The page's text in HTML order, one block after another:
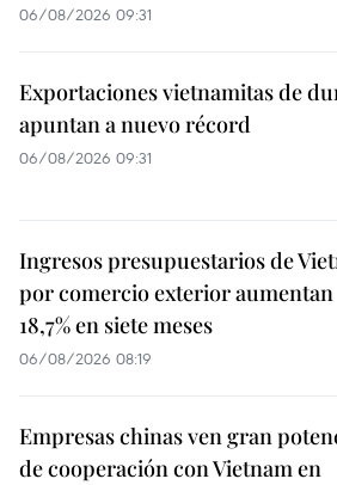
06/08/2026 09:31
Exportaciones vietnamitas de
apuntan a nuevo récord
06/08/2026 09:31
Ingresos presupuestarios de
por comercio exterior aumentan
18,7% en siete meses
06/08/2026 08:19
Empresas chinas ven gran
de cooperación con Vietnam en